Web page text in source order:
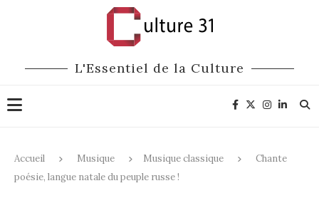
L'Essentiel de la Culture
Accueil Musique Musique classique
Chante
poésie, langue natale du peuple russe !